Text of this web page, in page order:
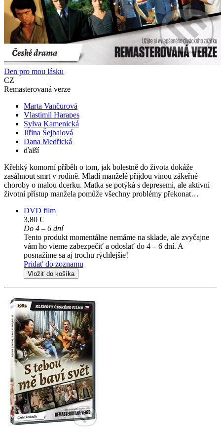
Den pro mou lásku
CZ
Remasterovaná verze
Marta Vančurová
Vlastimil Harapes
Sylva Kamenická
Jiřina Šejbalová
Dana Medřická
ďalší
Křehký komorní příběh o tom, jak bolestně do života dokáže
zasáhnout smrt v rodině. Mladí manželé přijdou vinou zákeřné
choroby o malou dcerku. Matka se potýká s depresemi, ale aktivní
životní přístup manžela pomůže všechny problémy překonat…
DVD film
3,80 €
Do 4 – 6 dní
Tento produkt momentálne nemáme na sklade, ale zvyčajne
vám ho vieme zabezpečiť a odoslať do 4 – 6 dní. A
posnažíme sa aj trochu rýchlejšie!
Pridať do zoznamu
Vložiť do košíka